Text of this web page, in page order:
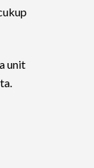
unit